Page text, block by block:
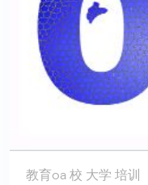
教育oa 校 大学 培训